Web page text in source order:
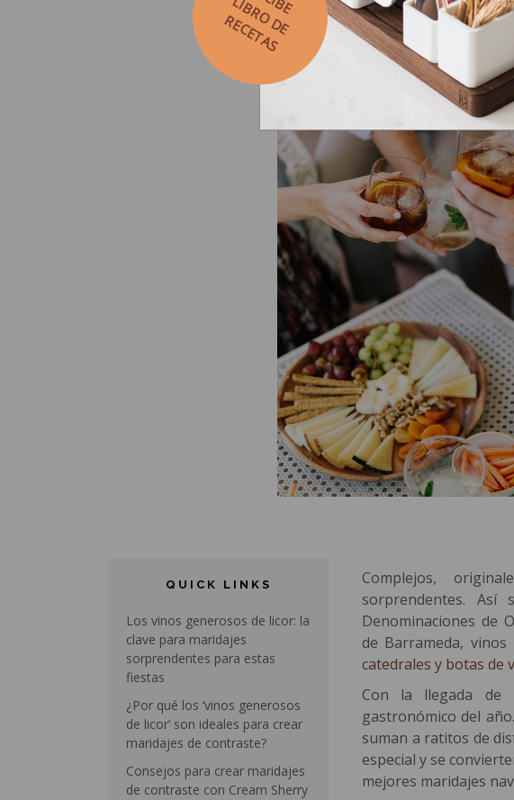
QUICK LINKS
Los vinos generosos de licor: la
clave para maridajes
sorprendentes para estas
fiestas
¿Por qué los ‘vinos generosos
de licor’ son ideales para crear
maridajes de contraste?
Consejos para crear maridajes
de contraste con Cream Sherry
Complejos,
sorprendentes.
Denominaciones de
de Barrameda,
catedrales y botas de
Con la llegada de
gastronómico del
suman a ratitos de
especial y se
mejores maridajes
LIBRO DE
RECETAS